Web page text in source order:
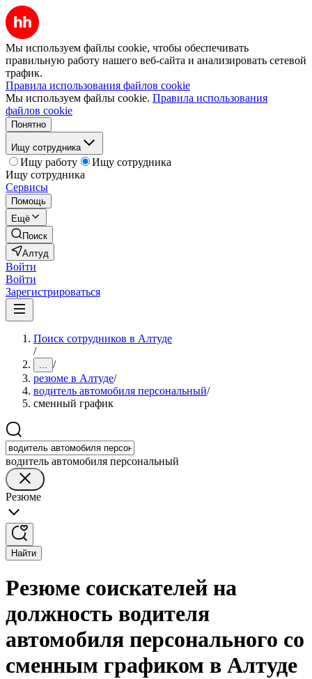
Мы используем файлы cookie, чтобы обеспечивать
правильную работу нашего веб-сайта и анализировать сетевой
трафик.
Правила использования файлов cookie
Мы используем файлы cookie. Правила использования
файлов cookie
Понятно
Ищу сотрудника
Ищу работу
Ищу сотрудника
Ищу сотрудника
Сервисы
Помощь
Ещё
Поиск
Алтуд
Войти
Войти
Зарегистрироваться
Поиск сотрудников в Алтуде
/
... /
резюме в Алтуде/
водитель автомобиля персональный/
сменный график
водитель автомобиля персональный
Резюме
Найти
Резюме соискателей на
должность водителя
автомобиля персонального со
сменным графиком в Алтуде